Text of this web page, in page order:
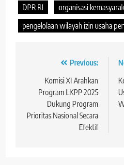
DPR RI
organisasi
pengelolaan wilayah izin usaha
Navigasi Previous:
Komisi XI Arahkan
Program LKPP 2025
Dukung Program
Prioritas Nasional Secara
Efektif